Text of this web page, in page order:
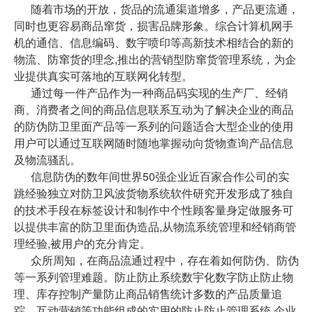
随着市场的开放，货品的流通渠道增多，产品更流通，
同时也更容易商品窜货，损害品牌形象。综合计算机网手
机的通信、信息编码、数宇喷印等高新技术相结合的新的
物流、防窜货的理念,推出的营销型防窜货管理系统，为企
业提供真实可落地的互联网化转型。
通过每一件产品作为一种商品码实现的生产厂、经销
商、消费者之间的商品信息联系互动为了解决企业的商品
的防伪防卫里面产品等一系列的问题适合大型企业的使用
用户可以通过互联网随时随地掌握动向货物查询产品信息
及物流骚乱。
信息防伪的数年间世界50强企业近百家合作公司的实
跳经验独立对防卫风波货物系统软件研究开发形成了独自
的技术手段在标签设计和制作中个性顾客量身定做服务可
以提供丰富的防卫里面伪造品,从物流系统管理和经销商管
理经验,被用户的充分肯定。
众所周知，在商品流通过程中，存在着如何防伪、防伪
等一系列管理难题。防止防止系统数宇化数字防止防止物
理、库存控制产量防止商品销售统计多数的产品质量追